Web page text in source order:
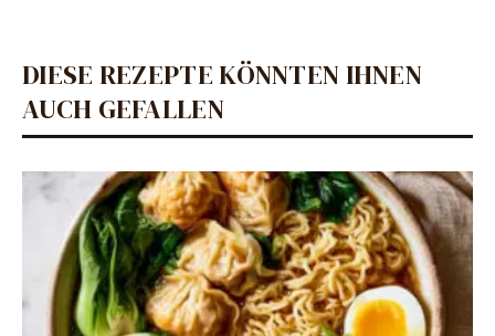
DIESE REZEPTE KÖNNTEN IHNEN
AUCH GEFALLEN